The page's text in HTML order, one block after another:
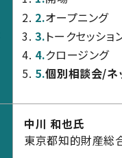
2.オープニング
3.トークセッショ
4.クロージング
5.個別相談会/ネ
中川 和也氏
東京都知的財産総